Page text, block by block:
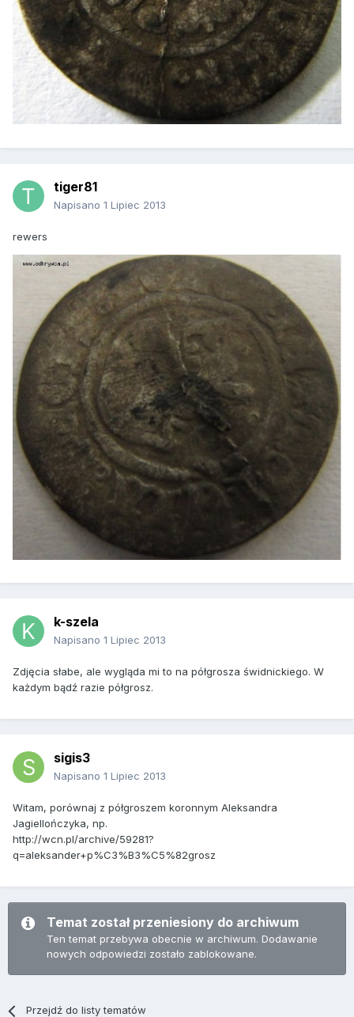
tiger81
Napisano 1 Lipiec 2013
rewers
k-szela
Napisano 1 Lipiec 2013
Zdjęcia słabe, ale wygląda mi to na półgrosza świdnickiego. W
każdym bądź razie półgrosz.
sigis3
Napisano 1 Lipiec 2013
Witam, porównaj z półgroszem koronnym Aleksandra
Jagiellończyka, np.
http://wcn.pl/archive/59281?
q=aleksander+p%C3%B3%C5%82grosz
Temat został przeniesiony do archiwum
Ten temat przebywa obecnie w archiwum. Dodawanie
nowych odpowiedzi zostało zablokowane.
Przejdź do listy tematów